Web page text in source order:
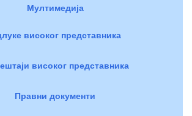
Мултимедија
високог представника
високог представника
Правни документи